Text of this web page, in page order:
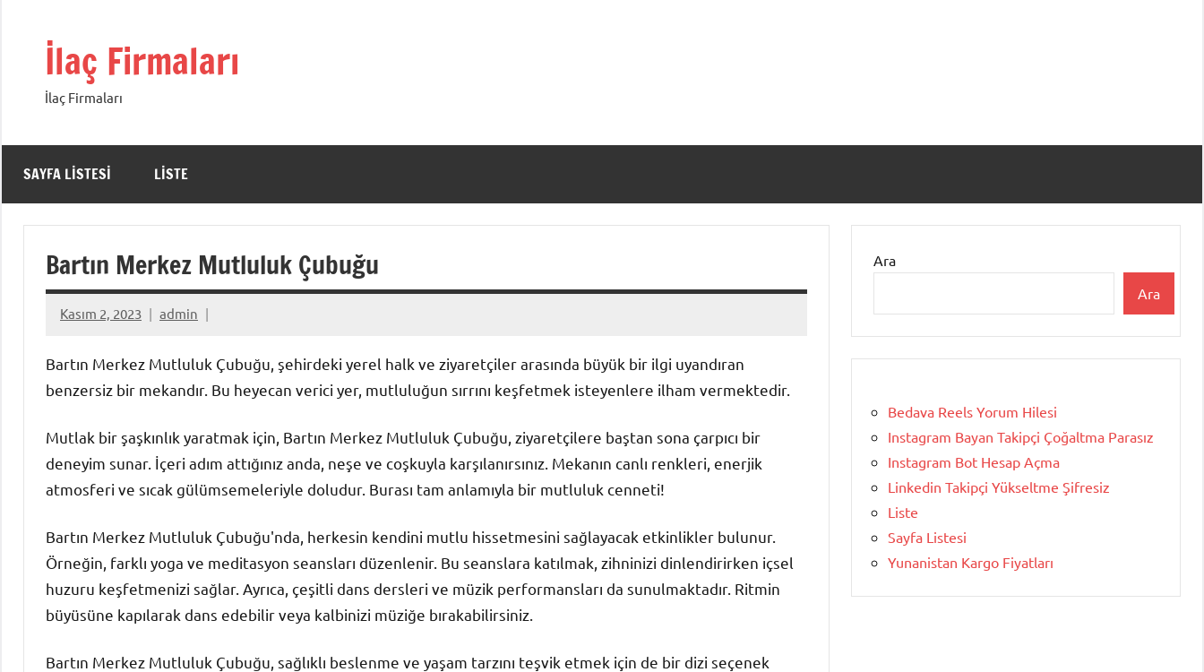
İlaç Firmaları
İlaç Firmaları
SAYFA LISTESI LISTE
Bartın Merkez Mutluluk Çubuğu
Kasım 2, 2023 admin
Bartın Merkez Mutluluk Çubuğu, şehirdeki yerel halk ve ziyaretçiler arasında büyük bir ilgi uyandıran
benzersiz bir mekandır. Bu heyecan verici yer, mutluluğun sırrını keşfetmek isteyenlere ilham vermektedir.
Mutlak bir şaşkınlık yaratmak için, Bartın Merkez Mutluluk Çubuğu, ziyaretçilere baştan sona çarpıcı bir
deneyim sunar. İçeri adım attığınız anda, neşe ve coşkuyla karşılanırsınız. Mekanın canlı renkleri, enerjik
atmosferi ve sıcak gülümsemeleriyle doludur. Burası tam anlamıyla bir mutluluk cenneti!
Bartın Merkez Mutluluk Çubuğu'nda, herkesin kendini mutlu hissetmesini sağlayacak etkinlikler bulunur.
Örneğin, farklı yoga ve meditasyon seansları düzenlenir. Bu seanslara katılmak, zihninizi dinlendirirken içsel
huzuru keşfetmenizi sağlar. Ayrıca, çeşitli dans dersleri ve müzik performansları da sunulmaktadır. Ritmin
büyüsüne kapılarak dans edebilir veya kalbinizi müziğe bırakabilirsiniz.
Bartın Merkez Mutluluk Çubuğu, sağlıklı beslenme ve yaşam tarzını teşvik etmek için de bir dizi seçenek
Ara
Ara
Bedava Reels Yorum Hilesi
Instagram Bayan Takipçi Çoğaltma Parasız
Instagram Bot Hesap Açma
Linkedin Takipçi Yükseltme Şifresiz
Liste
Sayfa Listesi
Yunanistan Kargo Fiyatları